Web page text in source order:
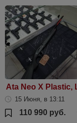
Ata Neo X Plastic,
15 Июня, в 13:11
110 990 руб.